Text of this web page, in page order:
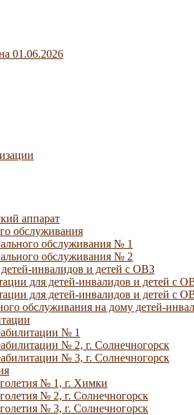
01.06.2026
аппарат
обслуживания
обслуживания № 1
обслуживания № 2
инвалидов и детей с ОВЗ
для детей-инвалидов и детей с
для детей-инвалидов и детей с
обслуживания на дому детей-
№ 1
№ 2, г. Солнечногорск
№ 3, г. Солнечногорск
№ 1, г. Химки
№ 2, г. Солнечногорск
№ 3, г. Солнечногорск